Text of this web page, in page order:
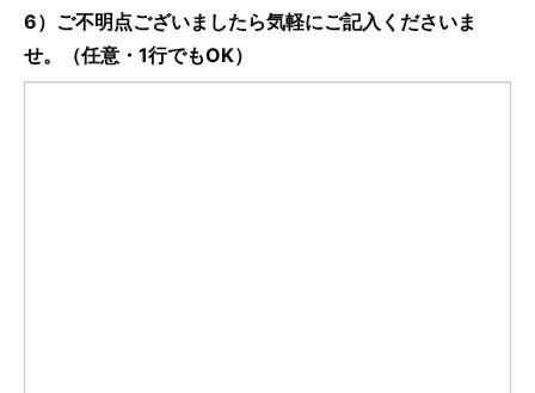
6）ご不明点ございましたら気軽にご記入くださいま
せ。（任意・1行でもOK）